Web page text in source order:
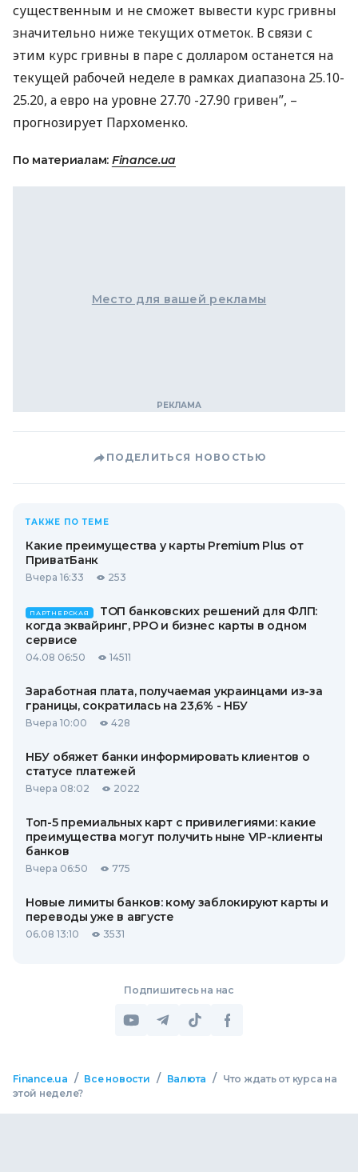
существенным и не сможет вывести курс гривны
значительно ниже текущих отметок. В связи с
этим курс гривны в паре с долларом останется на
текущей рабочей неделе в рамках диапазона 25.10-
25.20, а евро на уровне 27.70 -27.90 гривен”, –
прогнозирует Пархоменко.
По материалам: Finance.ua
Место для вашей рекламы
ПОДЕЛИТЬСЯ НОВОСТЬЮ
ТАКЖЕ ПО ТЕМЕ
Какие преимущества у карты Premium Plus от
ПриватБанк
Вчера 16:33 253
ПАРТНЕРСКАЯ
ТОП банковских решений для ФЛП:
когда эквайринг, РРО и бизнес карты в одном
сервисе
04.08 06:50 14511
Заработная плата, получаемая украинцами из-за
границы, сократилась на 23,6% - НБУ
Вчера 10:00 428
НБУ обяжет банки информировать клиентов о
статусе платежей
Вчера 08:02 2022
Топ-5 премиальных карт с привилегиями: какие
преимущества могут получить ныне VIP-клиенты
банков
Вчера 06:50 775
Новые лимиты банков: кому заблокируют карты и
переводы уже в августе
06.08 13:10 3531
Подпишитесь на нас
Finance.ua / Все новости / Валюта /
Что ждать от курса на
этой неделе?